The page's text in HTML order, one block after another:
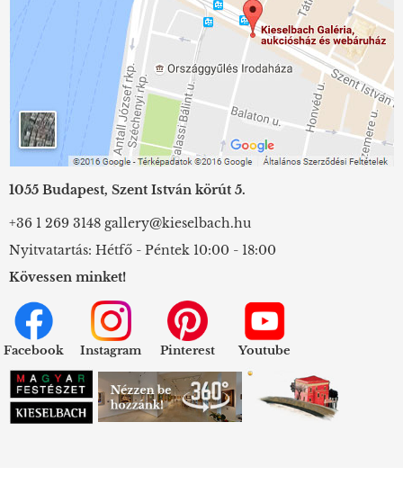
1055 Budapest, Szent István körút 5.
+36 1 269 3148 gallery@kieselbach.hu
Nyitvatartás: Hétfő - Péntek 10:00 - 18:00
Kövessen minket!
Facebook Instagram Pinterest Youtube